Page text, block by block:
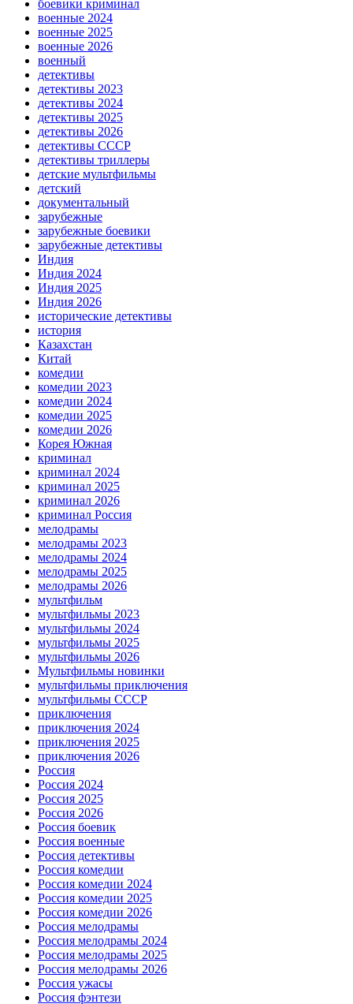
боевики криминал
военные 2024
военные 2025
военные 2026
военный
детективы
детективы 2023
детективы 2024
детективы 2025
детективы 2026
детективы СССР
детективы триллеры
детские мультфильмы
детский
документальный
зарубежные
зарубежные боевики
зарубежные детективы
Индия
Индия 2024
Индия 2025
Индия 2026
исторические детективы
история
Казахстан
Китай
комедии
комедии 2023
комедии 2024
комедии 2025
комедии 2026
Корея Южная
криминал
криминал 2024
криминал 2025
криминал 2026
криминал Россия
мелодрамы
мелодрамы 2023
мелодрамы 2024
мелодрамы 2025
мелодрамы 2026
мультфильм
мультфильмы 2023
мультфильмы 2024
мультфильмы 2025
мультфильмы 2026
Мультфильмы новинки
мультфильмы приключения
мультфильмы СССР
приключения
приключения 2024
приключения 2025
приключения 2026
Россия
Россия 2024
Россия 2025
Россия 2026
Россия боевик
Россия военные
Россия детективы
Россия комедии
Россия комедии 2024
Россия комедии 2025
Россия комедии 2026
Россия мелодрамы
Россия мелодрамы 2024
Россия мелодрамы 2025
Россия мелодрамы 2026
Россия ужасы
Россия фэнтези